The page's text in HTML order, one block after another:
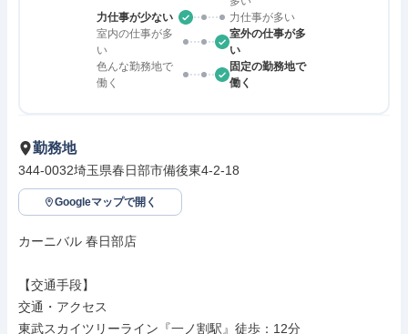
力仕事が少ない
力仕事が多い
室内の仕事が多
い
室外の仕事が多
い
色んな勤務地で
働く
固定の勤務地で
働く
勤務地
344-0032埼玉県春日部市備後東4-2-18
Googleマップで開く
カーニバル 春日部店
【交通手段】
交通・アクセス
東武スカイツリーライン『一ノ割駅』徒歩：12分